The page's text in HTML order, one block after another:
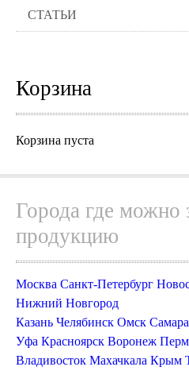
СТАТЬИ
Корзина
Корзина пуста
Города где можно
продукцию
Москва Санкт-Петербург
Нижний Новгород
Казань Челябинск Омск Самара
Уфа Красноярск Воронеж
Владивосток Махачкала Крым